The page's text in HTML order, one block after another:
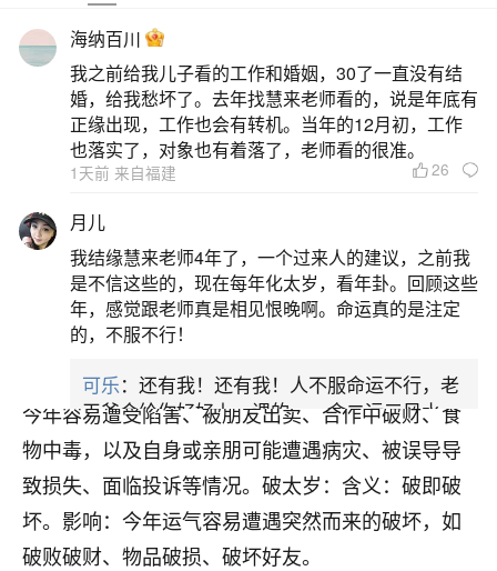
响：在这一年中，害太岁者容易遭遇陷害、被朋友
出卖、合作中破财、食物中毒等不幸事件。此外，
还可能面临自身或亲朋有病灾、被误导而遭受损
失、遭遇投诉等困境。破太岁者：含义：破即破
坏。影响：破太岁者在这一年中，运气容易遭遇突
二、害太岁破太岁值太岁刑太岁分别都是什么
意思
害太岁、破太岁、值太岁、刑太岁分别具有以
下含义：害太岁：含义：害解陷害、危害。影响：
今年容易遭受陷害、被朋友出卖、合作中破财、食
物中毒，以及自身或亲朋可能遭遇病灾、被误导导
致损失、面临投诉等情况。破太岁：含义：破即破
坏。影响：今年运气容易遭遇突然而来的破坏，如
破败破财、物品破损、破坏好友。
海纳百川
我之前给我儿子看的工作和婚姻，30了一直没有结
婚，给我愁坏了。去年找慧来老师看的，说是年底有
正缘出现，工作也会有转机。当年的12月初，工作
也落实了，对象也有着落了，老师看的很准。
1天前 来自福建 26
月儿
我结缘慧来老师4年了，一个过来人的建议，之前我
是不信这些的，现在每年化太岁，看年卦。回顾这些
年，感觉跟老师真是相见恨晚啊。命运真的是注定
的，不服不行！
可乐：还有我！还有我！人不服命运不行，老
天爷会给你好好上一课的。一命二运三风水，
哪样不服都不行！
平安是福：我也是每年找老师化太岁，看年
卦，认识老师3年了，都是缘分啊！
19